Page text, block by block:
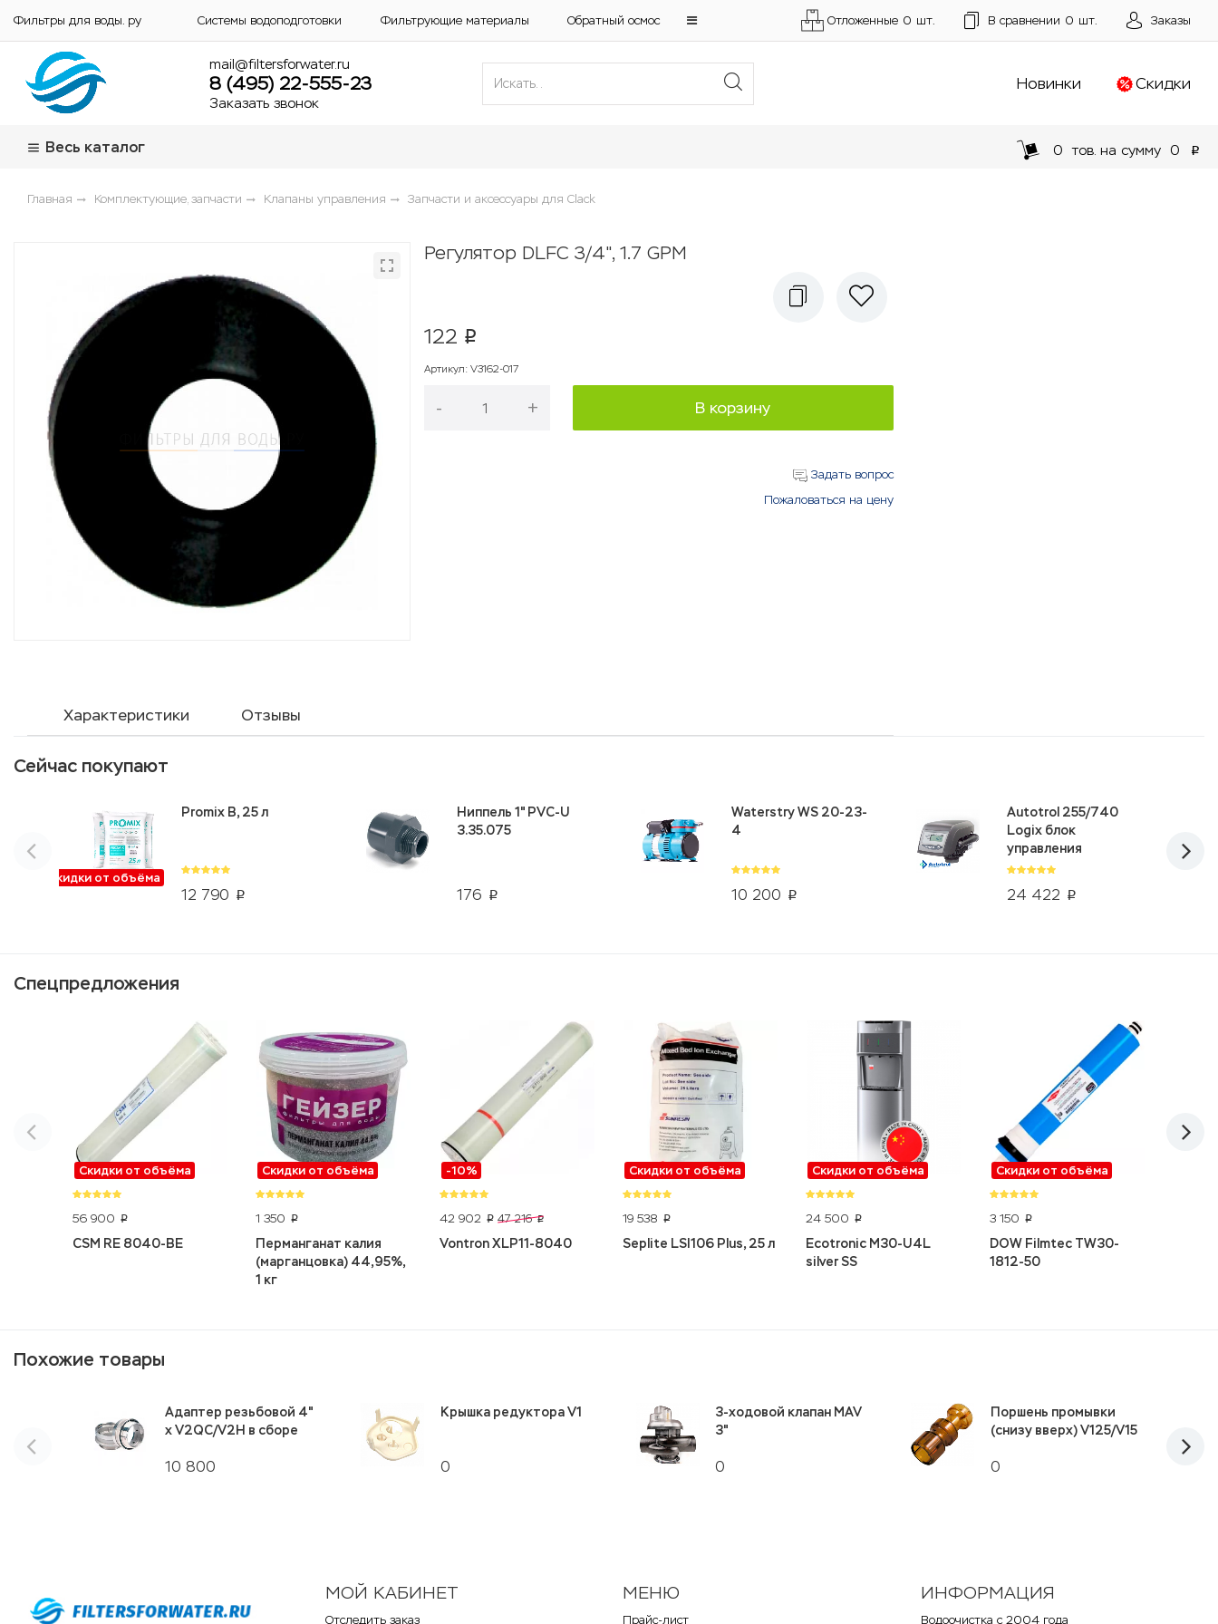
Фильтры для воды. ру Системы водоподготовки Фильтрующие материалы Обратный осмос Отложенные 0 шт. В сравнении 0 шт. Заказы
mail@filtersforwater.ru
8 (495) 22-555-23
Заказать звонок
Новинки Скидки
Весь каталог 0 тов. на сумму 0 p
Главная Комплектующие, запчасти Клапаны управления Запчасти и аксессуары для Clack
Регулятор DLFC 3/4", 1.7 GPM
122 p
Артикул: V3162-017
- + В корзину
Задать вопрос
Пожаловаться на цену
Характеристики Отзывы
Сейчас покупают
Скидки от объёма
12 790 p
Promix B, 25 л
176 p
Ниппель 1" PVC-U
3.35.075
10 200 p
Waterstry WS 20-23-
4
24 422 p
Autotrol 255/740
Logix блок
управления
Спецпредложения
Скидки от объёма
56 900 p
CSM RE 8040-BE
Скидки от объёма
1 350 p
Перманганат калия
(марганцовка) 44,95%,
1 кг
-10%
42 902 p 47 216 p
Vontron XLP11-8040
Скидки от объёма
19 538 p
Seplite LSI106 Plus, 25 л
Скидки от объёма
24 500 p
Ecotronic M30-U4L
silver SS
Скидки от объёма
3 150 p
DOW Filmtec TW30-
1812-50
Похожие товары
10 800
Адаптер резьбовой 4"
х V2QC/V2H в сборе
0
Крышка редуктора V1
0
3-ходовой клапан MAV
3"
0
Поршень промывки
(снизу вверх) V125/V15
МОЙ КАБИНЕТ
Отследить заказ
МЕНЮ
Прайс-лист
ИНФОРМАЦИЯ
Водоочистка с 2004 года